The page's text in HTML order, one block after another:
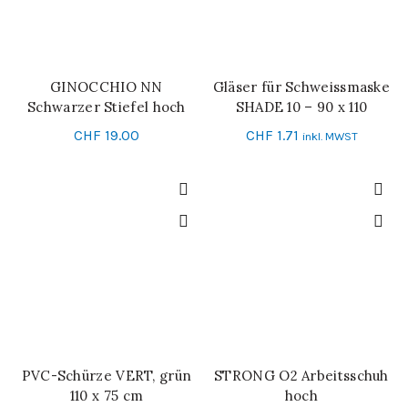
SCHNELL-EINKAUF
GINOCCHIO NN
Schwarzer Stiefel hoch
CHF 19.00
IN DEN WARENKORB
Gläser für Schweissmaske
SHADE 10 – 90 x 110
CHF 1.71 inkl. MWST
IN DEN WARENKORB
PVC-Schürze VERT, grün
110 x 75 cm
SCHNELL-EINKAUF
STRONG O2 Arbeitsschuh
hoch